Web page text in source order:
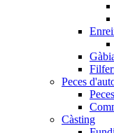
Peces
Càsting